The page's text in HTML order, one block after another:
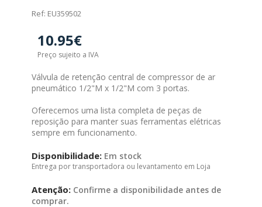
Ref: EU359502
10.95€
Preço sujeito a IVA
Válvula de retenção central de compressor de ar
pneumático 1/2"M x 1/2"M com 3 portas.
Oferecemos uma lista completa de peças de
reposição para manter suas ferramentas elétricas
sempre em funcionamento.
Disponibilidade: Em stock
Entrega por transportadora ou levantamento em Loja
Atenção: Confirme a disponibilidade antes de
comprar.